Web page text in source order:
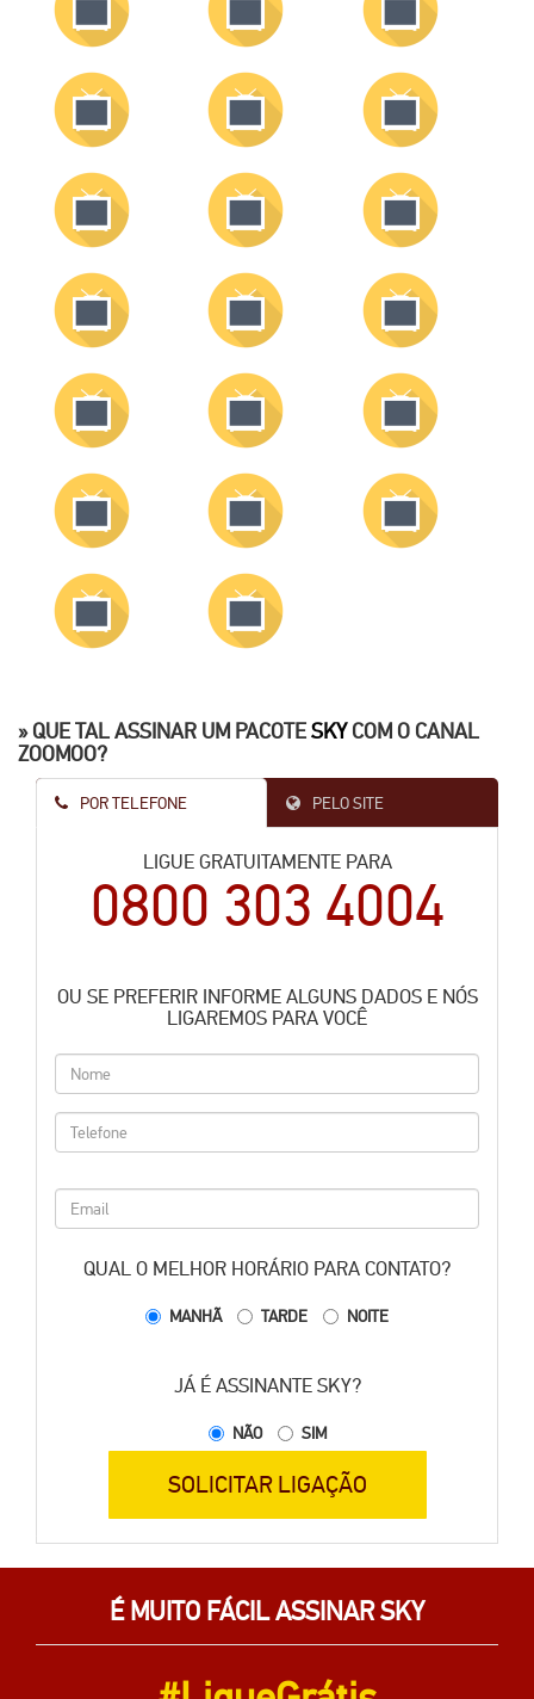
» QUE TAL ASSINAR UM PACOTE SKYCOM O CANAL
ZOOMOO?
POR TELEFONE PELO SITE
LIGUE GRATUITAMENTE PARA
0800 303 4004
OU SE PREFERIR INFORME ALGUNS DADOS E NÓS
LIGAREMOS PARA VOCÊ
QUAL O MELHOR HORÁRIO PARA CONTATO?
MANHÃ TARDE NOITE
JÁ É ASSINANTE SKY?
NÃO SIM
SOLICITAR LIGAÇÃO
É MUITO FÁCIL ASSINAR SKY